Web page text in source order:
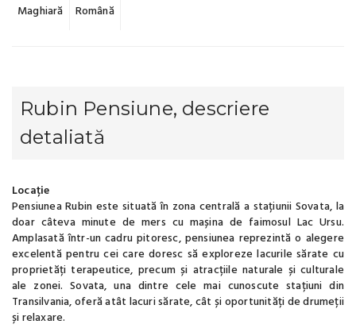
Maghiară
Română
Rubin Pensiune, descriere
detaliată
Locație
Pensiunea Rubin este situată în zona centrală a stațiunii Sovata, la
doar câteva minute de mers cu mașina de faimosul Lac Ursu.
Amplasată într-un cadru pitoresc, pensiunea reprezintă o alegere
excelentă pentru cei care doresc să exploreze lacurile sărate cu
proprietăți terapeutice, precum și atracțiile naturale și culturale
ale zonei. Sovata, una dintre cele mai cunoscute stațiuni din
Transilvania, oferă atât lacuri sărate, cât și oportunități de drumeții
și relaxare.